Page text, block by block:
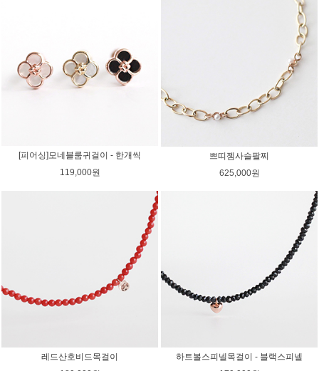
[피어싱]모네블룸귀걸이 - 한개씩
119,000원
쁘띠젬사슬팔찌
625,000원
레드산호비드목걸이
하트볼스피넬목걸이 - 블랙스피넬